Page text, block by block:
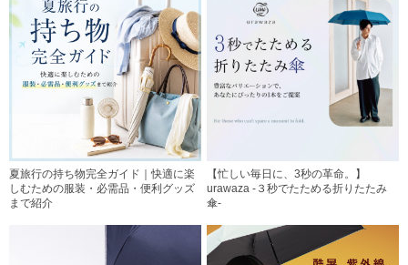
夏旅行の持ち物完全ガイド｜快適に楽
しむための服装・必需品・便利グッズ
まで紹介
【忙しい毎日に、3秒の革命。】
urawaza -３秒でたためる折りたたみ
傘-